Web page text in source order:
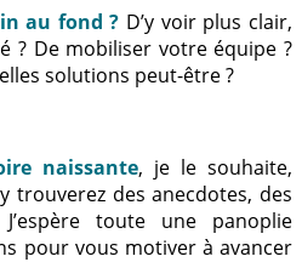
au fond ? D’y voir plus clair,
? De mobiliser votre équipe ?
solutions peut-être ?
naissante, je le souhaite,
trouverez des anecdotes, des
toute une panoplie
pour vous motiver à avancer